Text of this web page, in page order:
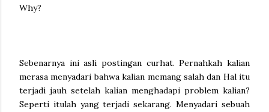
Why?
Sebenarnya ini asli postingan curhat. Pernahkah kalian
merasa menyadari bahwa kalian memang salah dan Hal itu
terjadi jauh setelah kalian menghadapi problem kalian?
Seperti itulah yang terjadi sekarang. Menyadari sebuah